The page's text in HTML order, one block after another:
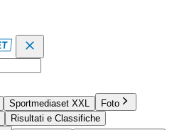
Sportmediaset XXL
Foto
Risultati e Classifiche